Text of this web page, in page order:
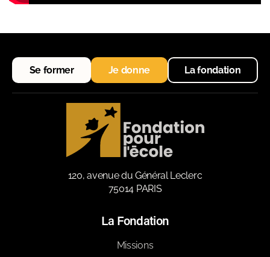
Se former Je donne La fondation
120, avenue du Général Leclerc
75014 PARIS
La Fondation
Missions